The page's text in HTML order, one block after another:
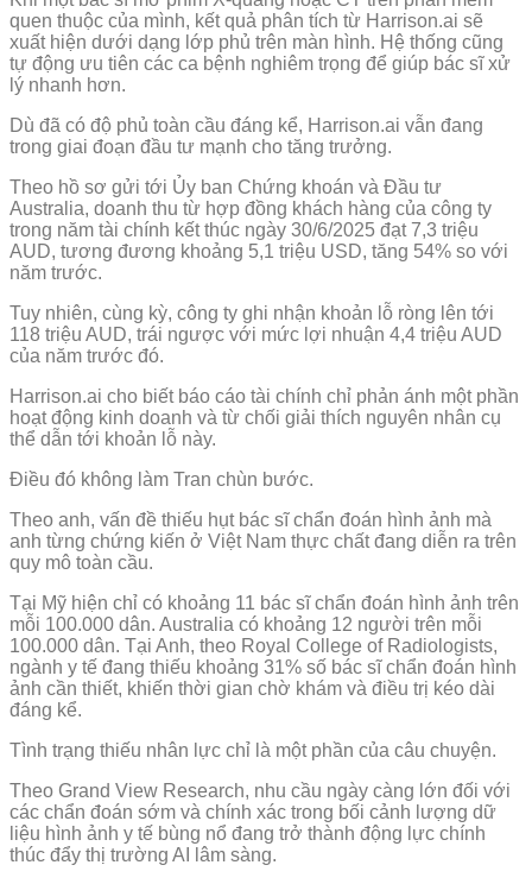
quen thuộc của mình, kết quả phân tích từ Harrison.ai sẽ
xuất hiện dưới dạng lớp phủ trên màn hình. Hệ thống cũng
tự động ưu tiên các ca bệnh nghiêm trọng để giúp bác sĩ xử
lý nhanh hơn.
Dù đã có độ phủ toàn cầu đáng kể, Harrison.ai vẫn đang
trong giai đoạn đầu tư mạnh cho tăng trưởng.
Theo hồ sơ gửi tới Ủy ban Chứng khoán và Đầu tư
Australia, doanh thu từ hợp đồng khách hàng của công ty
trong năm tài chính kết thúc ngày 30/6/2025 đạt 7,3 triệu
AUD, tương đương khoảng 5,1 triệu USD, tăng 54% so với
năm trước.
Tuy nhiên, cùng kỳ, công ty ghi nhận khoản lỗ ròng lên tới
118 triệu AUD, trái ngược với mức lợi nhuận 4,4 triệu AUD
của năm trước đó.
Harrison.ai cho biết báo cáo tài chính chỉ phản ánh một phần
hoạt động kinh doanh và từ chối giải thích nguyên nhân cụ
thể dẫn tới khoản lỗ này.
Điều đó không làm Tran chùn bước.
Theo anh, vấn đề thiếu hụt bác sĩ chẩn đoán hình ảnh mà
anh từng chứng kiến ở Việt Nam thực chất đang diễn ra trên
quy mô toàn cầu.
Tại Mỹ hiện chỉ có khoảng 11 bác sĩ chẩn đoán hình ảnh trên
mỗi 100.000 dân. Australia có khoảng 12 người trên mỗi
100.000 dân. Tại Anh, theo Royal College of Radiologists,
ngành y tế đang thiếu khoảng 31% số bác sĩ chẩn đoán hình
ảnh cần thiết, khiến thời gian chờ khám và điều trị kéo dài
đáng kể.
Tình trạng thiếu nhân lực chỉ là một phần của câu chuyện.
Theo Grand View Research, nhu cầu ngày càng lớn đối với
các chẩn đoán sớm và chính xác trong bối cảnh lượng dữ
liệu hình ảnh y tế bùng nổ đang trở thành động lực chính
thúc đẩy thị trường AI lâm sàng.